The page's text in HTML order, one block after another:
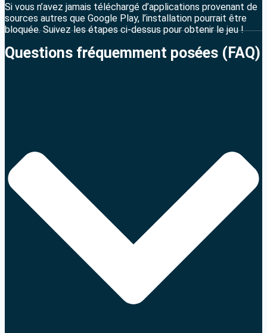
Si vous n’avez jamais téléchargé d’applications provenant de
sources autres que Google Play, l’installation pourrait être
bloquée. Suivez les étapes ci-dessus pour obtenir le jeu !
Questions fréquemment posées (FAQ)